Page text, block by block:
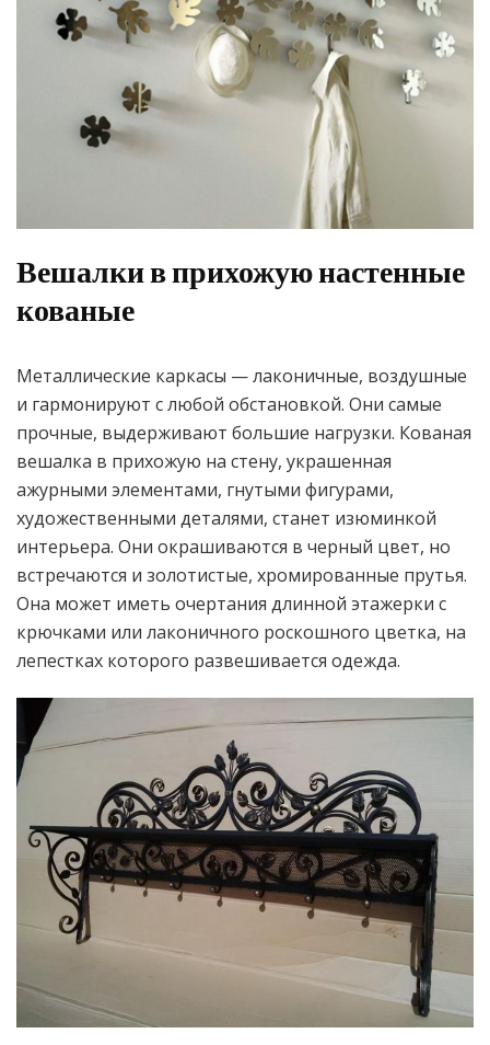
Вешалки в прихожую настенные
кованые
Металлические каркасы — лаконичные, воздушные
и гармонируют с любой обстановкой. Они самые
прочные, выдерживают большие нагрузки. Кованая
вешалка в прихожую на стену, украшенная
ажурными элементами, гнутыми фигурами,
художественными деталями, станет изюминкой
интерьера. Они окрашиваются в черный цвет, но
встречаются и золотистые, хромированные прутья.
Она может иметь очертания длинной этажерки с
крючками или лаконичного роскошного цветка, на
лепестках которого развешивается одежда.